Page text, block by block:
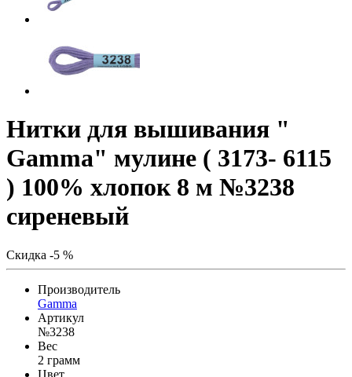
Нитки для вышивания "
Gamma" мулине ( 3173- 6115
) 100% хлопок 8 м №3238
сиреневый
Скидка -5 %
Производитель
Gamma
Артикул
№3238
Вес
2 грамм
Цвет